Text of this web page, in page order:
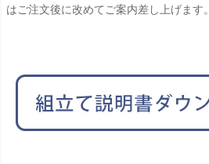
はご注文後に改めてご案内差し上げます。